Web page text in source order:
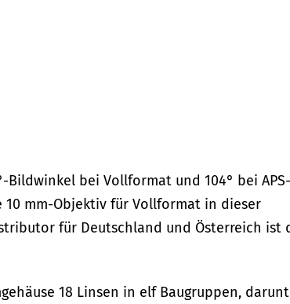
bei Vollformat und 104° bei
mm-Objektiv für Vollformat in dieser
für Deutschland und Österreich ist
18 Linsen in elf Baugruppen,